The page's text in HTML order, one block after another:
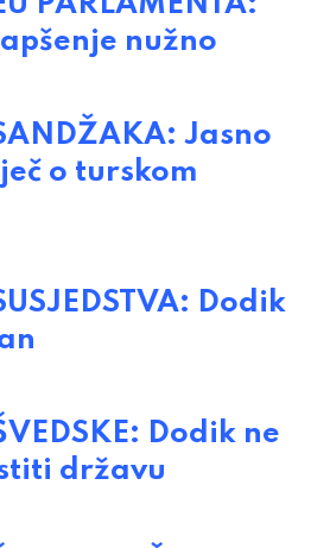
nužno
Jasno
o turskom
Dodik
Dodik ne
državu